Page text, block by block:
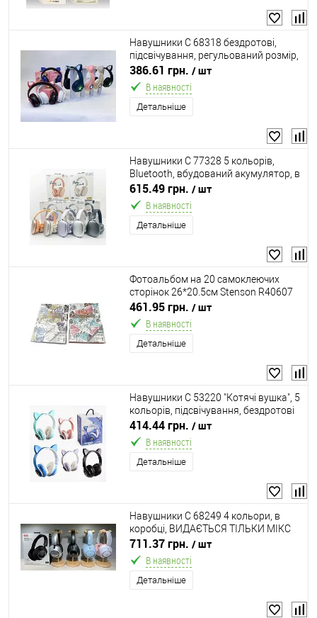
Навушники C 68318 бездротові,
підсвічування, регульований розмір,
Bluetooth, USB-кабель, AUX-роз’єм,
слот для карти пам’яті, в коробці,
ВИДАЄТЬСЯ
386.61 грн. / шт
В наявності
Детальніше
Навушники C 77328 5 кольорів,
Bluetooth, вбудований акумулятор, в
коробці, ВИДАЄТЬСЯ МІКС ВИДІВ
615.49 грн. / шт
В наявності
Детальніше
Фотоальбом на 20 самоклеючих
сторінок 26*20.5см Stenson R40607
461.95 грн. / шт
В наявності
Детальніше
Навушники С 53220 "Котячі вушка", 5
кольорів, підсвічування, бездротові
Bluetooth, радіо, мікрофон, USB
кабель, частота 2,4 GHz, в коробці,
МІКС
414.44 грн. / шт
В наявності
Детальніше
Навушники C 68249 4 кольори, в
коробці, ВИДАЄТЬСЯ ТІЛЬКИ МІКС
ВИДІВ
711.37 грн. / шт
В наявності
Детальніше